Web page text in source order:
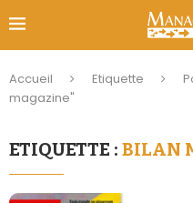
Accueil Etiquette
magazine"
ETIQUETTE : BILAN